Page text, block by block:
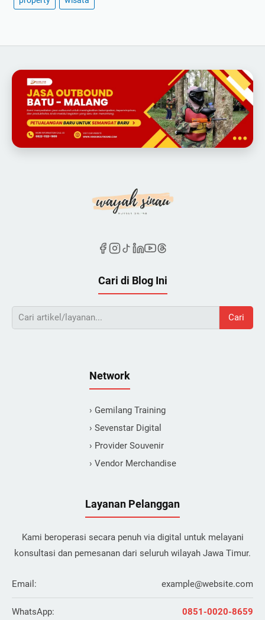
Cari di Blog Ini
Cari
Network
› Gemilang Training
› Sevenstar Digital
› Provider Souvenir
› Vendor Merchandise
Layanan Pelanggan
Kami beroperasi secara penuh via digital untuk melayani
konsultasi dan pemesanan dari seluruh wilayah Jawa Timur.
Email: example@website.com
WhatsApp: 0851-0020-8659